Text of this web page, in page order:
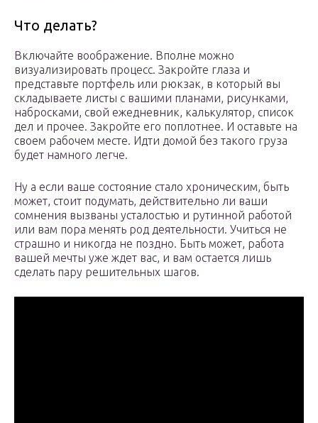
Что делать?
Включайте воображение. Вполне можно
визуализировать процесс. Закройте глаза и
представьте портфель или рюкзак, в который вы
складываете листы с вашими планами, рисунками,
набросками, свой ежедневник, калькулятор, список
дел и прочее. Закройте его поплотнее. И оставьте на
своем рабочем месте. Идти домой без такого груза
будет намного легче.
Ну а если ваше состояние стало хроническим, быть
может, стоит подумать, действительно ли ваши
сомнения вызваны усталостью и рутинной работой
или вам пора менять род деятельности. Учиться не
страшно и никогда не поздно. Быть может, работа
вашей мечты уже ждет вас, и вам остается лишь
сделать пару решительных шагов.